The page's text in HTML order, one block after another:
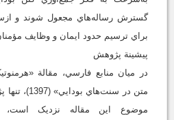
گسترش رساله‌هاي مجعول شوند و
براي ترسيم حدود ايمان و وظايف
پيشينة پژوهش
در ميان منابع فارسي، مقالة
متن در
موضوع اين مقاله نزديک است،